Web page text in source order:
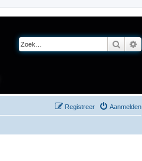
Zoek
Aanmelden
Registreer